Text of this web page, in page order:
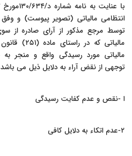
انتظامی مالیاتی (تصویر پیوست) و
توسط مرجع مذکور از آرای صادره از
مالیاتی که
مالیاتی مورد رسیدگی واقع و منجر
توجهی از نقض آراء به دلایل ذیل می باشد
ا -نقص و عدم کفایت رسیدگی
۲-عدم اتکاء به دلایل کافی